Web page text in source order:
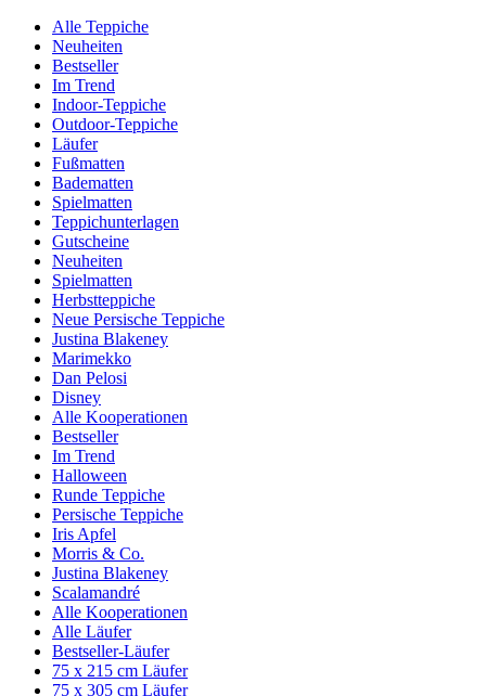
Alle Teppiche
Neuheiten
Bestseller
Im Trend
Indoor-Teppiche
Outdoor-Teppiche
Läufer
Fußmatten
Badematten
Spielmatten
Teppichunterlagen
Gutscheine
Neuheiten
Spielmatten
Herbstteppiche
Neue Persische Teppiche
Justina Blakeney
Marimekko
Dan Pelosi
Disney
Alle Kooperationen
Bestseller
Im Trend
Halloween
Runde Teppiche
Persische Teppiche
Iris Apfel
Morris & Co.
Justina Blakeney
Scalamandré
Alle Kooperationen
Alle Läufer
Bestseller-Läufer
75 x 215 cm Läufer
75 x 305 cm Läufer